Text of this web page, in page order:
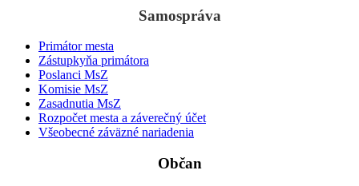
Samospráva
Primátor mesta
Zástupkyňa primátora
Poslanci MsZ
Komisie MsZ
Zasadnutia MsZ
Rozpočet mesta a záverečný účet
Všeobecné záväzné nariadenia
Občan